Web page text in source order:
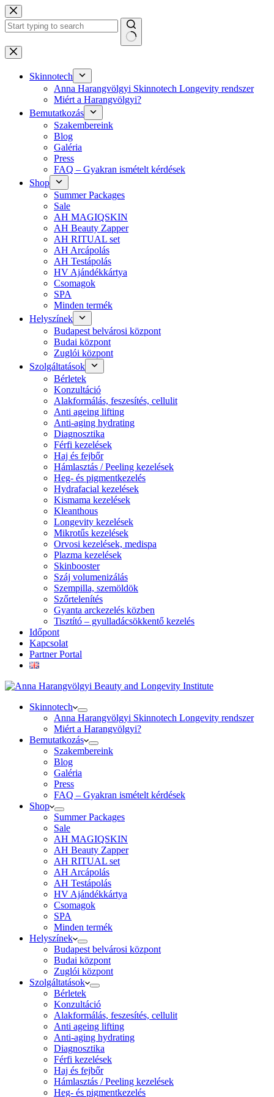
Skip
to
content
No
results
Skinnotech
Anna Harangvölgyi Skinnotech Longevity rendszer
Miért a Harangvölgyi?
Bemutatkozás
Szakembereink
Blog
Galéria
Press
FAQ – Gyakran ismételt kérdések
Shop
Summer Packages
Sale
AH MAGIQSKIN
AH Beauty Zapper
AH RITUAL set
AH Arcápolás
AH Testápolás
HV Ajándékkártya
Csomagok
SPA
Minden termék
Helyszínek
Budapest belvárosi központ
Budai központ
Zuglói központ
Szolgáltatások
Bérletek
Konzultáció
Alakformálás, feszesítés, cellulit
Anti ageing lifting
Anti-aging hydrating
Diagnosztika
Férfi kezelések
Haj és fejbőr
Hámlasztás / Peeling kezelések
Heg- és pigmentkezelés
Hydrafacial kezelések
Kismama kezelések
Kleanthous
Longevity kezelések
Mikrotűs kezelések
Orvosi kezelések, medispa
Plazma kezelések
Skinbooster
Száj volumenizálás
Szempilla, szemöldök
Szőrtelenítés
Gyanta arckezelés közben
Tisztító – gyulladácsökkentő kezelés
Időpont
Kapcsolat
Partner Portal
Skinnotech
Anna Harangvölgyi Skinnotech Longevity rendszer
Miért a Harangvölgyi?
Bemutatkozás
Szakembereink
Blog
Galéria
Press
FAQ – Gyakran ismételt kérdések
Shop
Summer Packages
Sale
AH MAGIQSKIN
AH Beauty Zapper
AH RITUAL set
AH Arcápolás
AH Testápolás
HV Ajándékkártya
Csomagok
SPA
Minden termék
Helyszínek
Budapest belvárosi központ
Budai központ
Zuglói központ
Szolgáltatások
Bérletek
Konzultáció
Alakformálás, feszesítés, cellulit
Anti ageing lifting
Anti-aging hydrating
Diagnosztika
Férfi kezelések
Haj és fejbőr
Hámlasztás / Peeling kezelések
Heg- és pigmentkezelés